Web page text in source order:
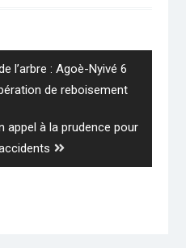
l’arbre : Agoè-Nyivé 6
de reboisement
appel à la prudence pour